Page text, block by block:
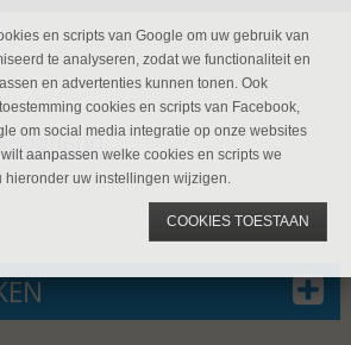
en scripts van Google om uw gebruik van
te analyseren, zodat we functionaliteit en
en advertenties kunnen tonen. Ook
cookies en scripts van Facebook,
om social media integratie op onze websites
aanpassen welke cookies en scripts we
hieronder uw instellingen wijzigen.
COOKIES TOESTAAN